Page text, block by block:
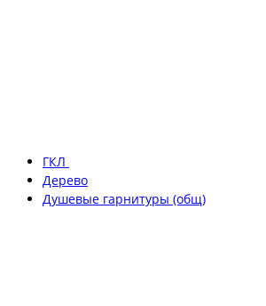
ГКЛ
Дерево
Душевые гарнитуры (общ)